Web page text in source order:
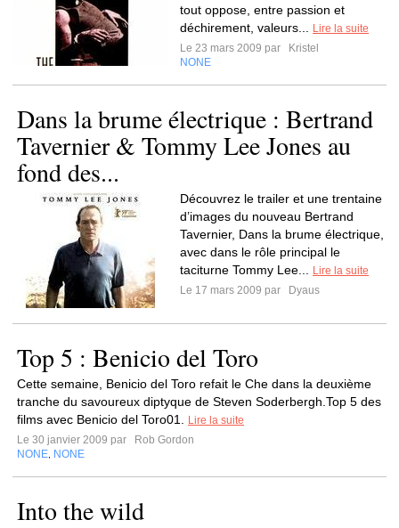
tout oppose, entre passion et
déchirement, valeurs...
Lire la suite
Le 23 mars 2009 par
Kristel
NONE
Dans la brume électrique : Bertrand
Tavernier & Tommy Lee Jones au
fond des...
Découvrez le trailer et une trentaine
d’images du nouveau Bertrand
Tavernier, Dans la brume électrique,
avec dans le rôle principal le
taciturne Tommy Lee...
Lire la suite
Le 17 mars 2009 par
Dyaus
Top 5 : Benicio del Toro
Cette semaine, Benicio del Toro refait le Che dans la deuxième
tranche du savoureux diptyque de Steven Soderbergh.Top 5 des
films avec Benicio del Toro01.
Lire la suite
Le 30 janvier 2009 par
Rob Gordon
NONE NONE
Into the wild